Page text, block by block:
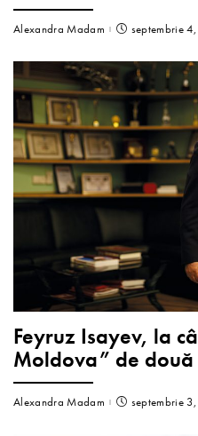
Alexandra Madam septembrie
Feyruz Isayev, la
Moldova” de două
Alexandra Madam septembrie